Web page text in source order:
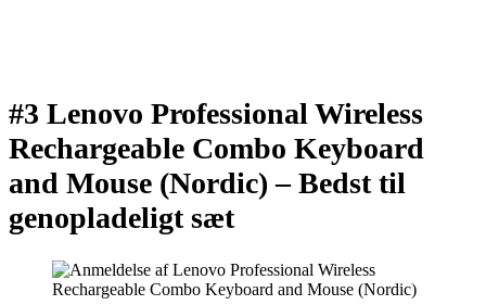
#3 Lenovo Professional Wireless
Rechargeable Combo Keyboard
and Mouse (Nordic) –Bedst til
genopladeligt sæt